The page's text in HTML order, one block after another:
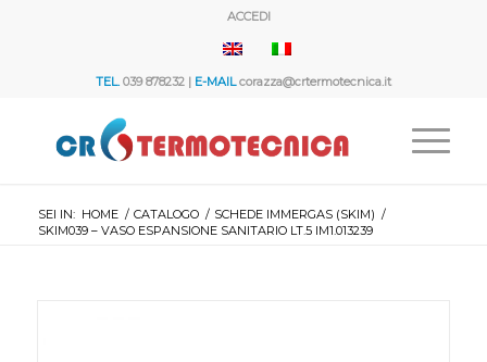
ACCEDI
TEL.039 878232 | E-MAILcorazza@crtermotecnica.it
SEI IN: HOME / CATALOGO / SCHEDE IMMERGAS (SKIM) /
SKIM039 – VASO ESPANSIONE SANITARIO LT.5 IM1.013239